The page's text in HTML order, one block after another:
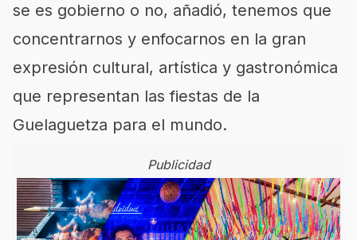
se es gobierno o no, añadió, tenemos que
concentrarnos y enfocarnos en la gran
expresión cultural, artística y gastronómica
que representan las fiestas de la
Guelaguetza para el mundo.
Publicidad